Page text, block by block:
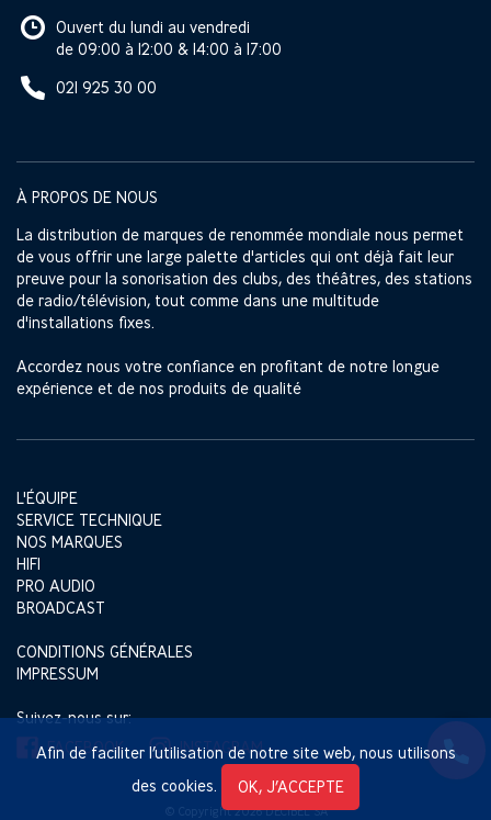
Afin de faciliter l’utilisation de notre site web, nous utilisons
des cookies.
OK, J’ACCEPTE
Ouvert du lundi au vendredi
de 09:00 à 12:00 & 14:00 à 17:00
021 925 30 00
À PROPOS DE NOUS
La distribution de marques de renommée mondiale nous permet
de vous offrir une large palette d'articles qui ont déjà fait leur
preuve pour la sonorisation des clubs, des théâtres, des stations
de radio/télévision, tout comme dans une multitude
d'installations fixes.
Accordez nous votre confiance en profitant de notre longue
expérience et de nos produits de qualité
L'ÉQUIPE
SERVICE TECHNIQUE
NOS MARQUES
HIFI
PRO AUDIO
BROADCAST
CONDITIONS GÉNÉRALES
IMPRESSUM
Suivez-nous sur:
FACEBOOK
INSTAGRAM
© Copyright 2026 DECIBEL SA